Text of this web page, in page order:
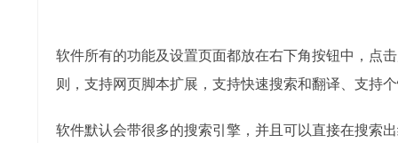
软件所有的功能及设置页面都放在右下角按钮中，点
则，支持网页脚本扩展，支持快速搜索和翻译、支持
软件默认会带很多的搜索引擎，并且可以直接在搜索